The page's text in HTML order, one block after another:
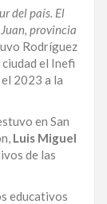
del país. El
provincia
Rodríguez
el Inefi
2023 a la
en San
Luis Miguel
de las
educativos